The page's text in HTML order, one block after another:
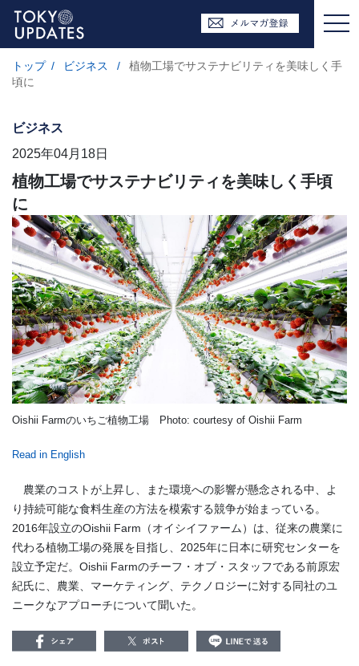
トップ / ビジネス /
植物工場でサステナビリティを美味しく手
頃に
ビジネス
2025年04月18日
植物工場でサステナビリティを美味しく手頃
に
Oishii Farmのいちご植物工場 Photo: courtesy of Oishii Farm
Read in English
農業のコストが上昇し、また環境への影響が懸念される中、よ
り持続可能な食料生産の方法を模索する競争が始まっている。
2016年設立のOishii Farm（オイシイファーム）は、従来の農業に
代わる植物工場の発展を目指し、2025年に日本に研究センターを
設立予定だ。Oishii Farmのチーフ・オブ・スタッフである前原宏
紀氏に、農業、マーケティング、テクノロジーに対する同社のユ
ニークなアプローチについて聞いた。